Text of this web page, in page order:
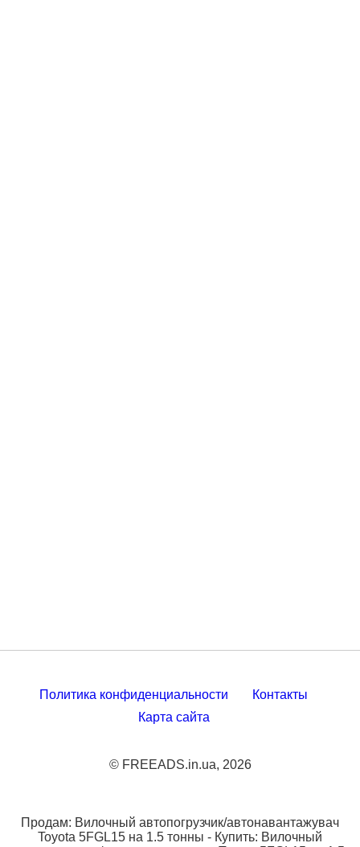
Политика конфиденциальности
Контакты
Карта сайта
© FREEADS.in.ua, 2026
Продам: Вилочный автопогрузчик/автонавантажувач
Toyota 5FGL15 на 1.5 тонны - Купить: Вилочный